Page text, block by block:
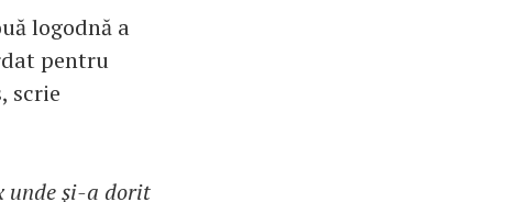
logodnă a
pentru
scrie
unde şi-a dorit